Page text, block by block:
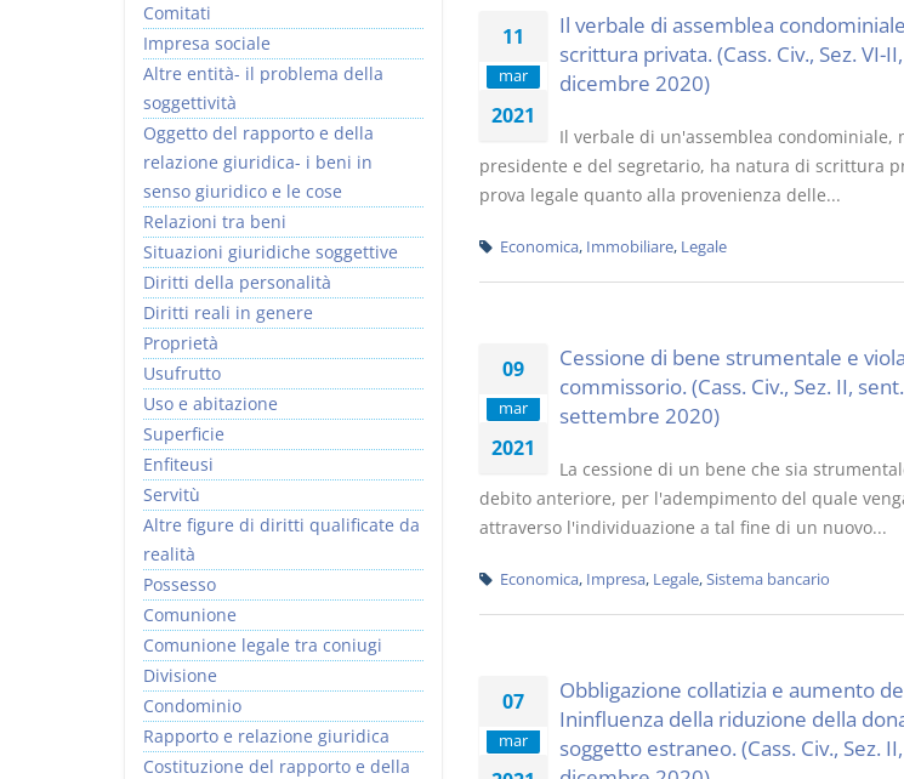
11
mar
2021
Il verbale di assemblea
scrittura privata. (Cass. Civ., Sez. VI-
dicembre 2020)
Il verbale di un'assemblea condominiale,
presidente e del segretario, ha natura di scrittura
prova legale quanto alla provenienza delle...
Economica, Immobiliare, Legale
09
mar
2021
Cessione di bene strumentale e
commissorio. (Cass. Civ., Sez. II,
settembre 2020)
La cessione di un bene che sia
debito anteriore, per l'adempimento del quale
attraverso l'individuazione a tal fine di un nuovo...
Economica, Impresa, Legale,Sistema bancario
07
mar
Obbligazione collatizia e aumento
Ininfluenza della riduzione della
soggetto estraneo. (Cass. Civ., Sez.
Comitati
Impresa sociale
Altre entità- il problema della
soggettività
Oggetto del rapporto e della
relazione giuridica- i beni in
senso giuridico e le cose
Relazioni tra beni
Situazioni giuridiche soggettive
Diritti della personalità
Diritti reali in genere
Proprietà
Usufrutto
Uso e abitazione
Superficie
Enfiteusi
Servitù
Altre figure di diritti qualificate da
realità
Possesso
Comunione
Comunione legale tra coniugi
Divisione
Condominio
Rapporto e relazione giuridica
Costituzione del rapporto e della
I Vincoli Preliminari
Versione ebook
(iva incl.)
D. Minussi
Versione ebook
(iva incl.)